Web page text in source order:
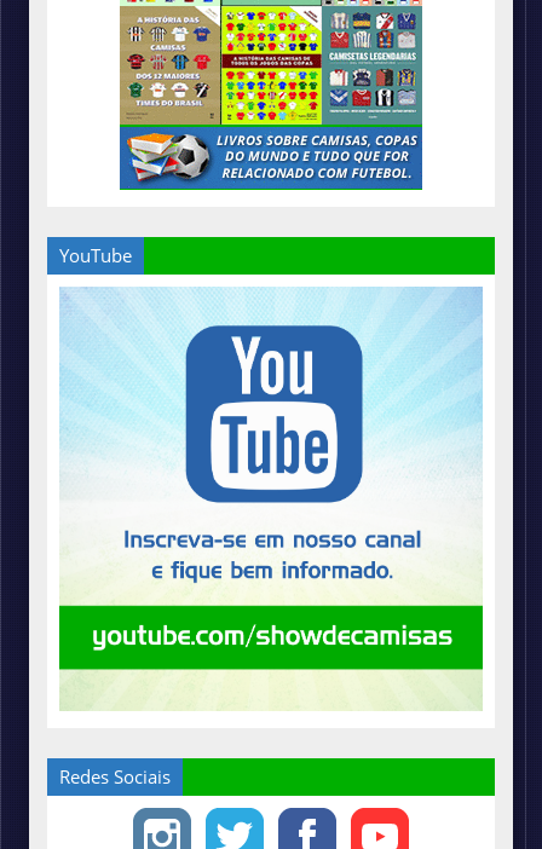
YouTube
Redes Sociais